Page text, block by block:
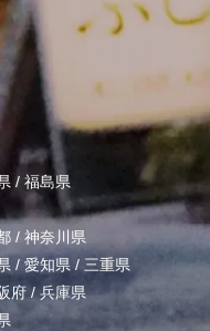
/ 福島県
/ 神奈川県
/ 愛知県 / 三重県
府 /兵庫県